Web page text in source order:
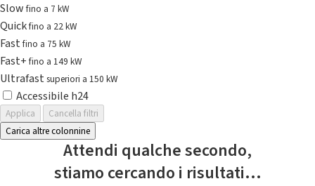
Slowfino a 7 kW
Quickfino a 22 kW
Fastfino a 75 kW
Fast+fino a 149 kW
Ultrafast superiori a 150 kW
Accessibile h24
Applica
Cancella filtri
Carica altre colonnine
Attendi qualche secondo,
stiamo cercando i risultati...